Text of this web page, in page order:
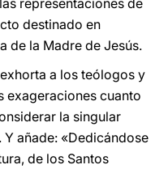
representaciones de
destinado en
de la Madre de Jesús.
a los teólogos y
exageraciones cuanto
la singular
añade: «Dedicándose
de los Santos